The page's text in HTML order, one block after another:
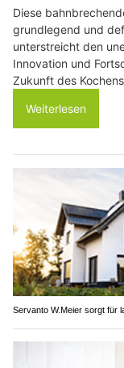
Diese
grundlegend und
unterstreicht den
Innovation und
Zukunft des
Weiterlesen
Servanto W.Meier sorgt für